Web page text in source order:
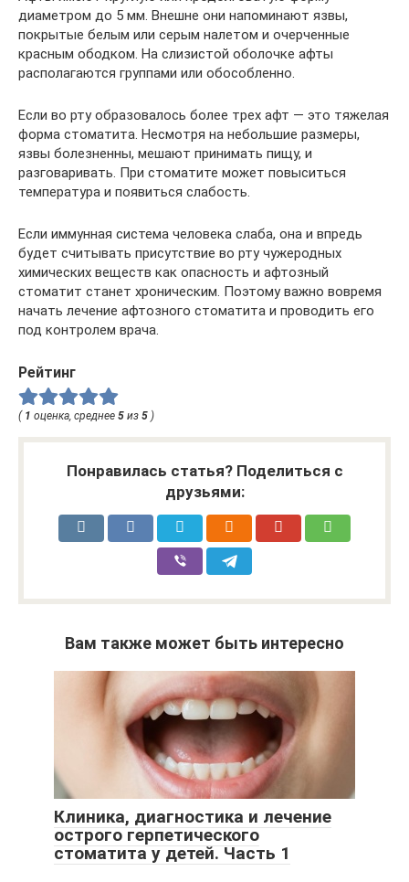
диаметром до 5 мм. Внешне они напоминают язвы,
покрытые белым или серым налетом и очерченные
красным ободком. На слизистой оболочке афты
располагаются группами или обособленно.
Если во рту образовалось более трех афт — это тяжелая
форма стоматита. Несмотря на небольшие размеры,
язвы болезненны, мешают принимать пищу, и
разговаривать. При стоматите может повыситься
температура и появиться слабость.
Если иммунная система человека слаба, она и впредь
будет считывать присутствие во рту чужеродных
химических веществ как опасность и афтозный
стоматит станет хроническим. Поэтому важно вовремя
начать лечение афтозного стоматита и проводить его
под контролем врача.
Рейтинг
( 1 оценка, среднее 5 из 5 )
Понравилась статья? Поделиться с
друзьями:
Вам также может быть интересно
Клиника, диагностика и лечение
острого герпетического
стоматита у детей. Часть 1